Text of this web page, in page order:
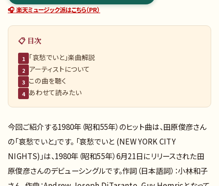
🎧 楽天ミュージック派はこちら（PR）
📋 目次
1 「哀愁でいと」楽曲解説
2 アーティストについて
3 この曲を聴く
4 あわせて読みたい
今回ご紹介する1980年（昭和55年）のヒット曲は、田原俊彦さん
の「哀愁でいと」です。 「哀愁でいと (NEW YORK CITY
NIGHTS)」は、1980年（昭和55年）6月21日にリリースされた田
原俊彦さんのデビューシングルです。作詞（日本語詞）：小林和子